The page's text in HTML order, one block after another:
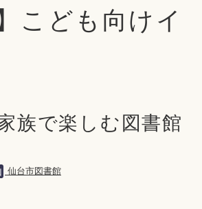
こども向けイ
族で楽しむ図書館
仙台市図書館